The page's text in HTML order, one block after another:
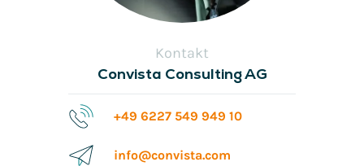
Kontakt
Convista Consulting AG
+49 6227 549 949 10
info@convista.com